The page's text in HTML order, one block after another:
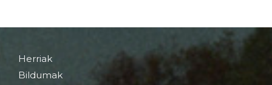
Herriak
Bildumak